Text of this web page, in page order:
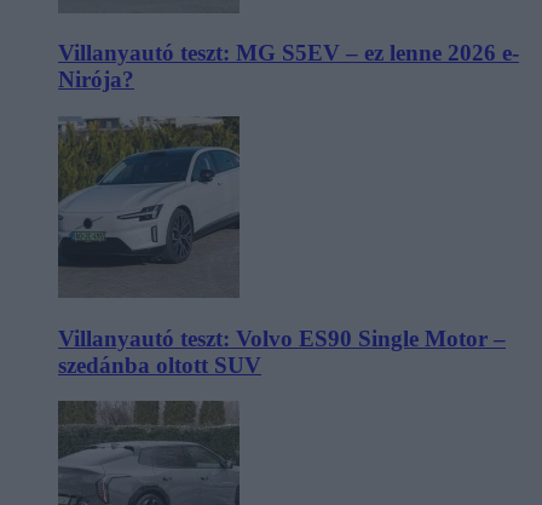
Villanyautó teszt: MG S5EV – ez lenne 2026 e-
Nirója?
Villanyautó teszt: Volvo ES90 Single Motor –
szedánba oltott SUV